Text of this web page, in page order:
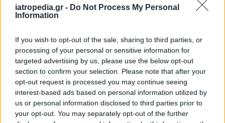
iatropedia.gr - Do Not Process My Personal
Information
If you wish to opt-out of the sale, sharing to third parties, or
processing of your personal or sensitive information for
targeted advertising by us, please use the below opt-out
section to confirm your selection. Please note that after your
opt-out request is processed you may continue seeing
interest-based ads based on personal information utilized by
us or personal information disclosed to third parties prior to
your opt-out. You may separately opt-out of the further
Μπορεί η vegan διατροφή να επιβραδύνει τη
βιολογική γήρανση; Τι έδειξε νέα μελέτη
ΥΓΕΙΑ 10 Αυγούστου 2026 12:56